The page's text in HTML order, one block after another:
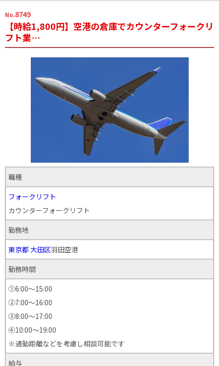
No.8749
【時給1,800円】空港の倉庫でカウンターフォークリ
フト業…
職種
フォークリフト
カウンターフォークリフト
勤務地
東京都 大田区羽田空港
勤務時間
①6:00～15:00
②7:00～16:00
③8:00～17:00
④10:00〜19:00
※通勤距離などを考慮し相談可能です
給与